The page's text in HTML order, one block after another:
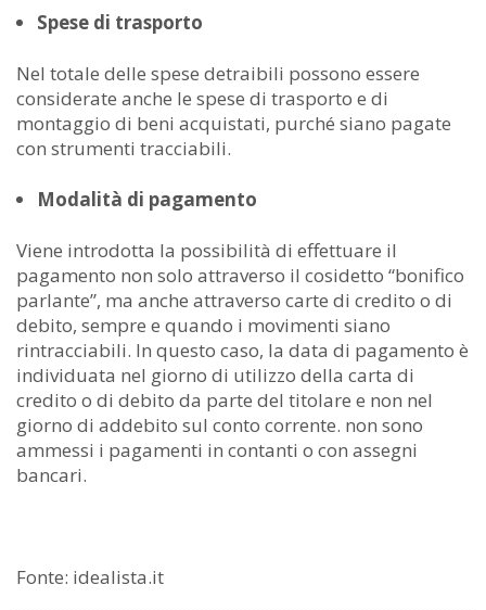
Spese di trasporto
Nel totale delle spese detraibili possono essere
considerate anche le spese di trasporto e di
montaggio di beni acquistati, purché siano pagate
con strumenti tracciabili.
Modalità di pagamento
Viene introdotta la possibilità di effettuare il
pagamento non solo attraverso il cosidetto “bonifico
parlante”, ma anche attraverso carte di credito o di
debito, sempre e quando i movimenti siano
rintracciabili. In questo caso, la data di pagamento è
individuata nel giorno di utilizzo della carta di
credito o di debito da parte del titolare e non nel
giorno di addebito sul conto corrente. non sono
ammessi i pagamenti in contanti o con assegni
bancari.
Fonte: idealista.it